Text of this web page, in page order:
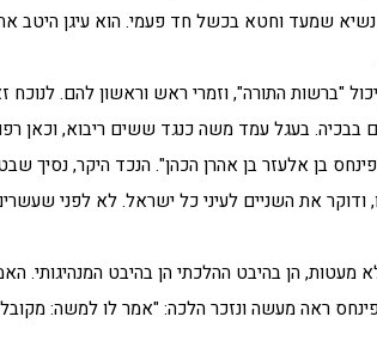
שמעד וחטא בכשל חד פעמי. הוא עיגן היטב
"ברשות התורה", וזמרי ראש וראשון להם. לנוכח
בבכיה. בעגל עמד משה כנגד ששים ריבוא, וכאן רפו
בן אלעזר בן אהרן הכהן". הנכד היקר, נסיך
ודוקר את השניים לעיני כל ישראל. לא לפני
הן בהיבט ההלכתי הן בהיבט המנהיגותי.
ראה מעשה ונזכר הלכה: "אמר לו למשה: מקובל